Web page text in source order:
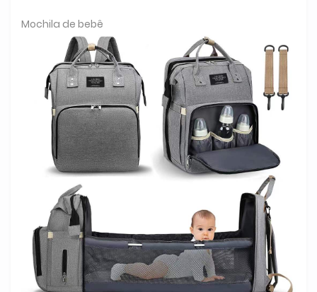
Mochila de bebê